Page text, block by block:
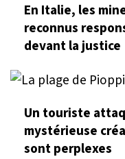
En Italie, les
reconnus
devant la justice
Un touriste
mystérieuse
sont perplexes